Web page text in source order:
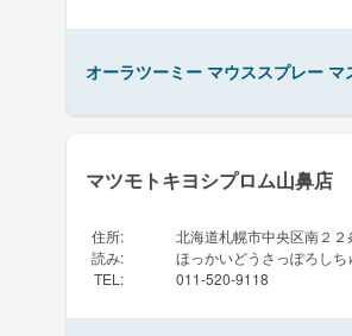
オーラツーミー マウススプレー マ
マツモトキヨシプロム山鼻店
住所:
北海道札幌市中央区南２２
読み:
ほっかいどうさっぽろしち
TEL : 011-520-9118